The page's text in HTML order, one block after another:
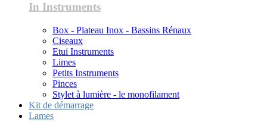
In Instruments
Box - Plateau Inox - Bassins Rénaux
Ciseaux
Etui Instruments
Limes
Petits Instruments
Pinces
Stylet à lumière - le monofilament
Kit de démarrage
Lames